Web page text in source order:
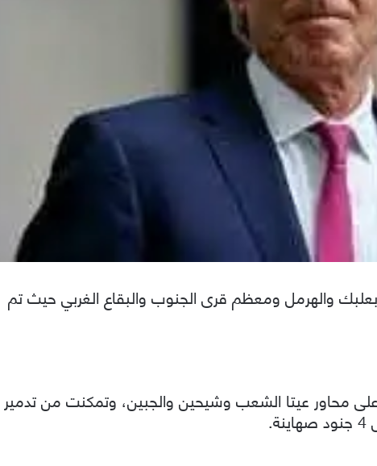
والهرمل ومعظم قرى الجنوب والبقاع الغربي حيث تم
محاور عيتا الشعب وشيحين والجبين، وتمكنت من تدمير